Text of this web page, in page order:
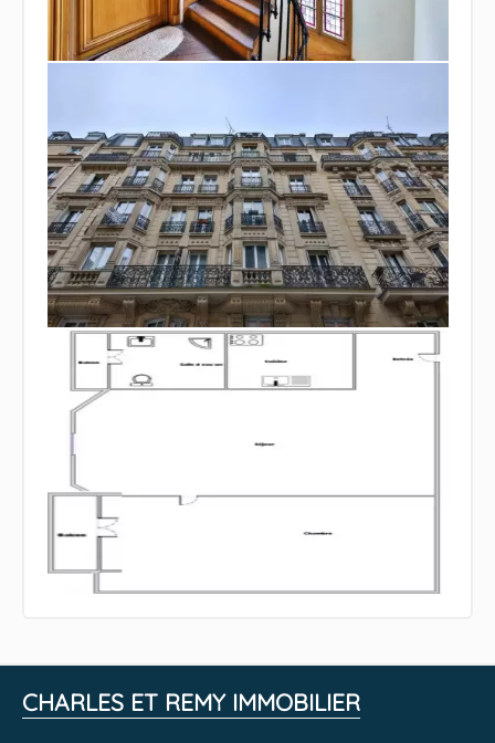
CHARLES ET REMY IMMOBILIER